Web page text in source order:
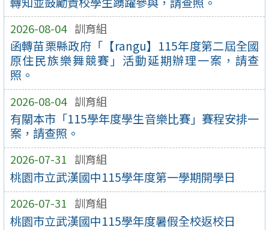
2026-08-04 訓育組
函轉苗栗縣政府「【rangu】115年度第二屆全國
原住民族樂舞競賽」活動延期辦理一案，請查
照。
2026-08-04 訓育組
有關本市「115學年度學生音樂比賽」賽程安排一
案，請查照。
2026-07-31 訓育組
桃園市立武漢國中115學年度第一學期開學日
2026-07-31 訓育組
桃園市立武漢國中115學年度暑假全校返校日